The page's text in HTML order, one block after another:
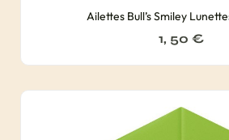
Ailettes Bull’s Smiley
1, 50 €